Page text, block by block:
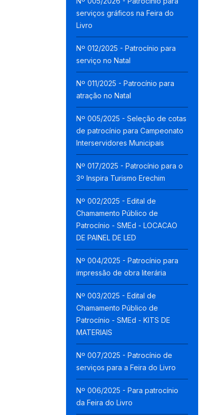
serviços gráficos na Feira do
Livro
Nº 012/2025 - Patrocínio para
serviço no Natal
Nº 011/2025 - Patrocínio para
atração no Natal
Nº 005/2025 - Seleção de cotas
de patrocínio para Campeonato
Interservidores Municipais
Nº 017/2025 - Patrocínio para o
3º Inspira Turismo Erechim
Nº 002/2025 - Edital de
Chamamento Público de
Patrocínio - SMEd - LOCACAO
DE PAINEL DE LED
Nº 004/2025 - Patrocínio para
impressão de obra literária
Nº 003/2025 - Edital de
Chamamento Público de
Patrocínio - SMEd - KITS DE
MATERIAIS
Nº 007/2025 - Patrocínio de
serviços para a Feira do Livro
Nº 006/2025 - Para patrocínio
da Feira do Livro